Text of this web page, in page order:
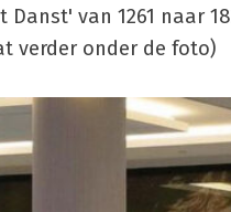
Danst' van 1261 naar
verder onder de foto)